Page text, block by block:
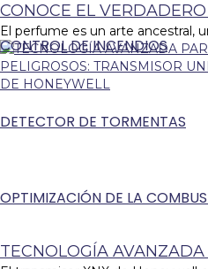
CONTROL DE INCENDIOS
DETECTOR DE TORMENTAS
OPTIMIZACIÓN DE LA
CONOCE EL
El perfume es un arte ancestral,
TECNOLOGÍA